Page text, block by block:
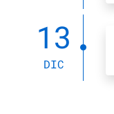
13
DIC